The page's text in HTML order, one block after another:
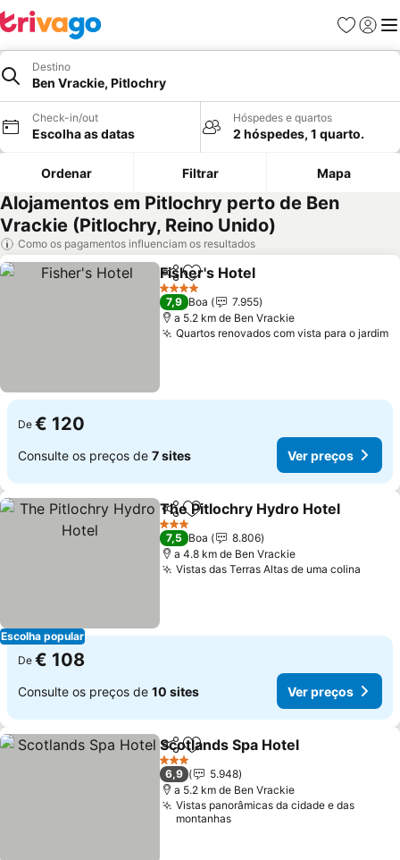
Favoritos
Iniciar
Destino
Ben Vrackie, Pitlochry
Check-in/out
Escolha as datas
Hóspedes e quartos
2 hóspedes, 1 quarto.
Ordenar Filtrar Mapa
Alojamentos em Pitlochry perto de Ben
Vrackie (Pitlochry, Reino Unido)
Como os pagamentos influenciam os resultados
PartilharAdicionar aos favoritos
Fisher's Hotel
4 Estrelas
7,9 Boa
7.955
a 5.2 km de Ben Vrackie
Quartos renovados com vista para o jardim
De € 120
Consulte os preços de 7 sites Ver preços
Escolha popular
PartilharAdicionar aos favoritos
The Pitlochry Hydro Hotel
3 Estrelas
7,5 Boa
8.806
a 4.8 km de Ben Vrackie
Vistas das Terras Altas de uma colina
De € 108
Consulte os preços de 10 sites Ver preços
PartilharAdicionar aos favoritos
Scotlands Spa Hotel
3 Estrelas
6,9
5.948
a 5.2 km de Ben Vrackie
Vistas panorâmicas da cidade e das
montanhas